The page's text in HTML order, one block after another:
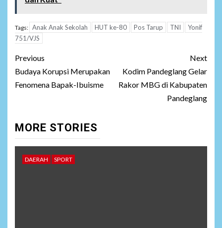
Tags: Anak Anak Sekolah HUT ke-80 Pos Tarup TNI
Yonif
751/VJS
Post
navigation
Previous
Budaya Korupsi Merupakan
Fenomena Bapak-Ibuisme
Next
Kodim Pandeglang Gelar
Rakor MBG di Kabupaten
Pandeglang
MORE STORIES
DAERAH SPORT